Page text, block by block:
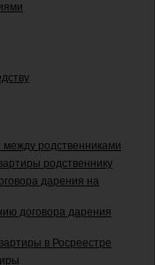
между родственниками
родственнику
дарения на
договора дарения
в Росреестре